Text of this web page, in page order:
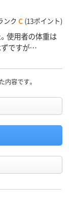
ンク C (13ポイント)
使用者の体重は
ずですが…
内容です。